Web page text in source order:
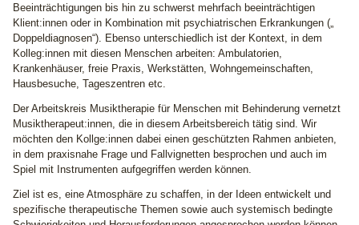
Beeinträchtigungen bis hin zu schwerst mehrfach beeinträchtigen
Klient:innen oder in Kombination mit psychiatrischen Erkrankungen („
Doppeldiagnosen“). Ebenso unterschiedlich ist der Kontext, in dem
Kolleg:innen mit diesen Menschen arbeiten: Ambulatorien,
Krankenhäuser, freie Praxis, Werkstätten, Wohngemeinschaften,
Hausbesuche, Tageszentren etc.
Der Arbeitskreis Musiktherapie für Menschen mit Behinderung vernetzt
Musiktherapeut:innen, die in diesem Arbeitsbereich tätig sind. Wir
möchten den Kollge:innen dabei einen geschützten Rahmen anbieten,
in dem praxisnahe Frage und Fallvignetten besprochen und auch im
Spiel mit Instrumenten aufgegriffen werden können.
Ziel ist es, eine Atmosphäre zu schaffen, in der Ideen entwickelt und
spezifische therapeutische Themen sowie auch systemisch bedingte